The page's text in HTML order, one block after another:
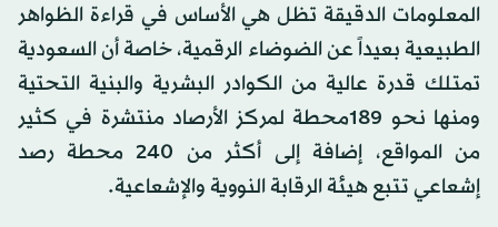
المعلومات الدقيقة تظل هي الأساس في قراءة الظواهر
الطبيعية بعيداً عن الضوضاء الرقمية، خاصة أن السعودية
تمتلك قدرة عالية من الكوادر البشرية والبنية التحتية
ومنها نحو 189محطة لمركز الأرصاد منتشرة في كثير
من المواقع، إضافة إلى أكثر من 240 محطة رصد
إشعاعي تتبع هيئة الرقابة النووية والإشعاعية.